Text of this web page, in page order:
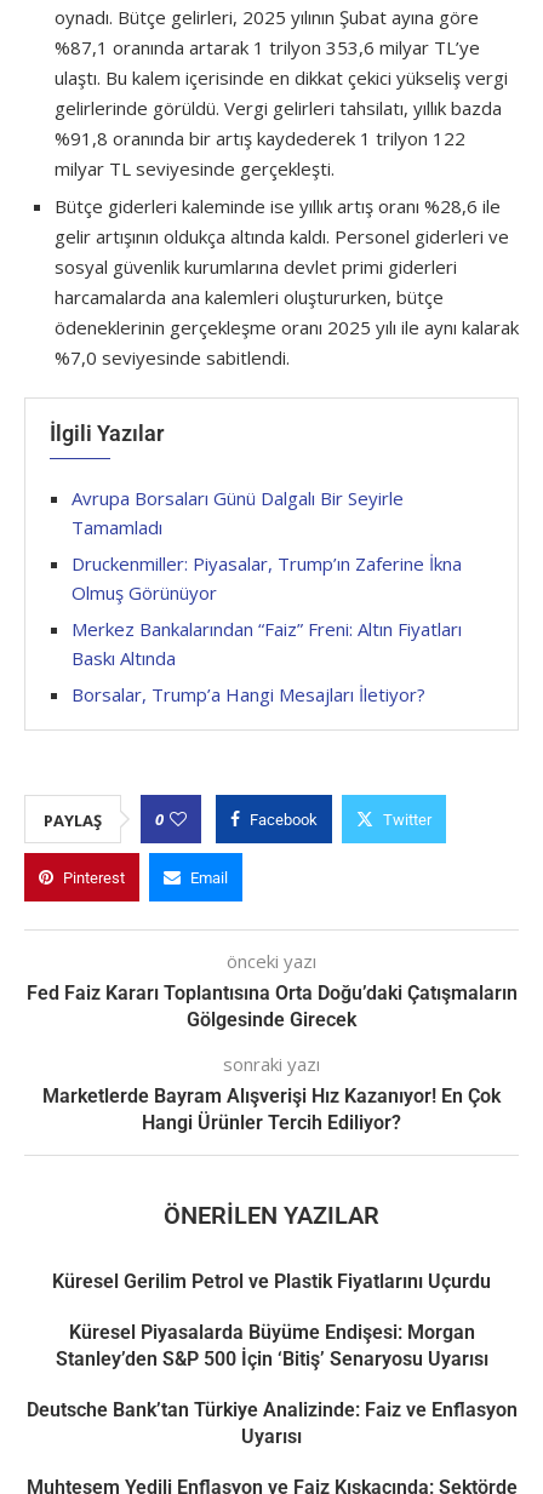
oynadı. Bütçe gelirleri, 2025 yılının Şubat ayına göre
%87,1 oranında artarak 1 trilyon 353,6 milyar TL’ye
ulaştı. Bu kalem içerisinde en dikkat çekici yükseliş vergi
gelirlerinde görüldü. Vergi gelirleri tahsilatı, yıllık bazda
%91,8 oranında bir artış kaydederek 1 trilyon 122
milyar TL seviyesinde gerçekleşti.
Bütçe giderleri kaleminde ise yıllık artış oranı %28,6 ile
gelir artışının oldukça altında kaldı. Personel giderleri ve
sosyal güvenlik kurumlarına devlet primi giderleri
harcamalarda ana kalemleri oluştururken, bütçe
ödeneklerinin gerçekleşme oranı 2025 yılı ile aynı kalarak
%7,0 seviyesinde sabitlendi.
İlgili Yazılar
Avrupa Borsaları Günü Dalgalı Bir Seyirle
Tamamladı
Druckenmiller: Piyasalar, Trump’ın Zaferine İkna
Olmuş Görünüyor
Merkez Bankalarından “Faiz” Freni: Altın Fiyatları
Baskı Altında
Borsalar, Trump’a Hangi Mesajları İletiyor?
PAYLAŞ 0 Facebook Twitter
Pinterest Email
önceki yazı
Fed Faiz Kararı Toplantısına Orta Doğu’daki Çatışmaların
Gölgesinde Girecek
sonraki yazı
Marketlerde Bayram Alışverişi Hız Kazanıyor! En Çok
Hangi Ürünler Tercih Ediliyor?
ÖNERILEN YAZILAR
Küresel Gerilim Petrol ve Plastik Fiyatlarını Uçurdu
Küresel Piyasalarda Büyüme Endişesi: Morgan
Stanley’den S&P 500 İçin ‘Bitiş’ Senaryosu Uyarısı
Deutsche Bank’tan Türkiye Analizinde: Faiz ve Enflasyon
Uyarısı
Muhteşem Yedili Enflasyon ve Faiz Kıskacında: Sektörde